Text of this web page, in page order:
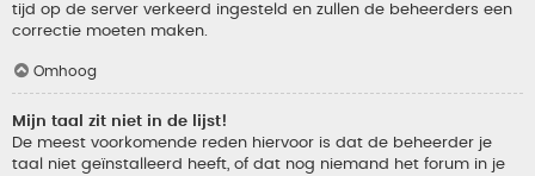
tijd op de server verkeerd ingesteld en zullen de beheerders een
correctie moeten maken.
Omhoog
Mijn taal zit niet in de lijst!
De meest voorkomende reden hiervoor is dat de beheerder je
taal niet geïnstalleerd heeft, of dat nog niemand het forum in je